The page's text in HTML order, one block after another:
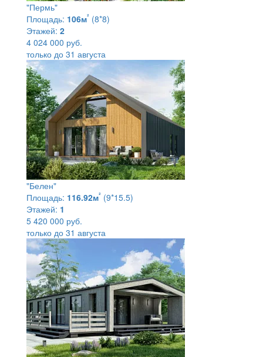
"Пермь"
Площадь: 106м² (8*8)
Этажей: 2
4 024 000 руб.
только до 31 августа
"Белен"
Площадь: 116.92м² (9*15.5)
Этажей: 1
5 420 000 руб.
только до 31 августа